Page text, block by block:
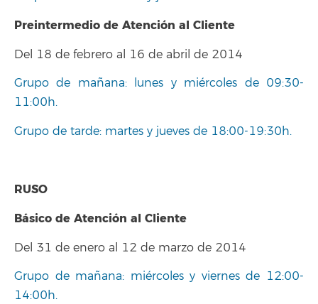
Preintermedio de Atención al Cliente
Del 18 de febrero al 16 de abril de 2014
Grupo de mañana: lunes y miércoles de 09:30-
11:00h.
Grupo de tarde: martes y jueves de 18:00-19:30h.
RUSO
Básico de Atención al Cliente
Del 31 de enero al 12 de marzo de 2014
Grupo de mañana: miércoles y viernes de 12:00-
14:00h.